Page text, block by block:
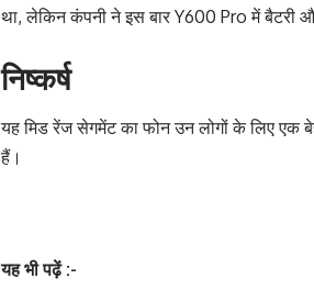
था, लेकिन कंपनी ने इस बार Y600 Pro में बैटरी
निष्कर्ष
यह मिड रेंज सेगमेंट का फोन उन लोगों के लिए एक
हैं।
यह भी पढ़ें :-